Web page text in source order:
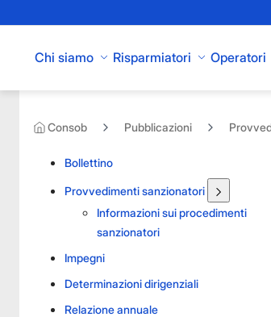
Chi siamo Risparmiatori Operatori
Consob Pubblicazioni
Bollettino
Provvedimenti sanzionatori
Informazioni sui procedimenti
sanzionatori
Impegni
Determinazioni dirigenziali
Relazione annuale